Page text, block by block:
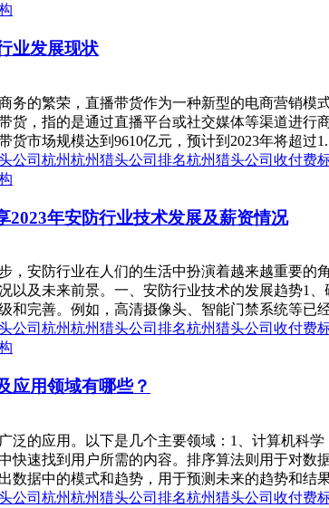
业发展现状
务的繁荣，直播带货作为一种新型的电商营销
货，指的是通过直播平台或社交媒体等渠道进行
货市场规模达到9610亿元，预计到2023年将超
公司 杭州杭州猎头公司排名杭州猎头公司收付费
2023年安防行业技术发展及薪资情况
，安防行业在人们的生活中扮演着越来越重要
以及未来前景。一、安防行业技术的发展趋势1
和完善。例如，高清摄像头、智能门禁系统等已
公司 杭州杭州猎头公司排名杭州猎头公司收付费
应用领域有哪些？
泛的应用。以下是几个主要领域：1、计算机科
快速找到用户所需的内容。排序算法则用于对
数据中的模式和趋势，用于预测未来的趋势和结
公司 杭州杭州猎头公司排名杭州猎头公司收付费